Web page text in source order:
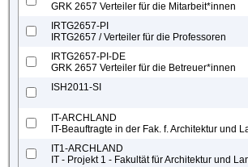
GRK 2657 Verteiler für die Mitarbeit*innen
IRTG2657-PI
IRTG2657 / Verteiler für die Professoren
IRTG2657-PI-DE
GRK 2657 Verteiler für die Betreuer*innen
ISH2011-SI
IT-ARCHLAND
IT-Beauftragte in der Fak. f. Architektur und
IT1-ARCHLAND
IT - Projekt 1 - Fakultät für Architektur und